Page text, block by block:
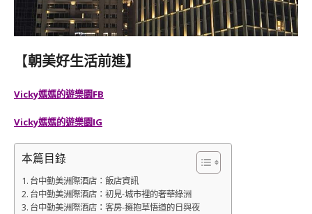
【朝美好生活前進】
Vicky媽媽的遊樂園FB
Vicky媽媽的遊樂園IG
本篇目錄
台中勤美洲際酒店：飯店資訊
台中勤美洲際酒店：初見-城市裡的奢華綠洲
台中勤美洲際酒店：客房-擁抱草悟道的日與夜